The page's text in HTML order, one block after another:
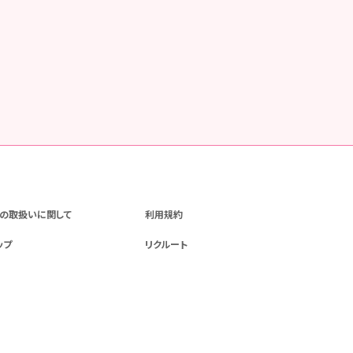
取扱いに関して 利用規約
プ リクルート